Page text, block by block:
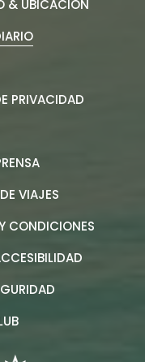
& UBICACIÓN
PRIVACIDAD
VIAJES
CONDICIONES